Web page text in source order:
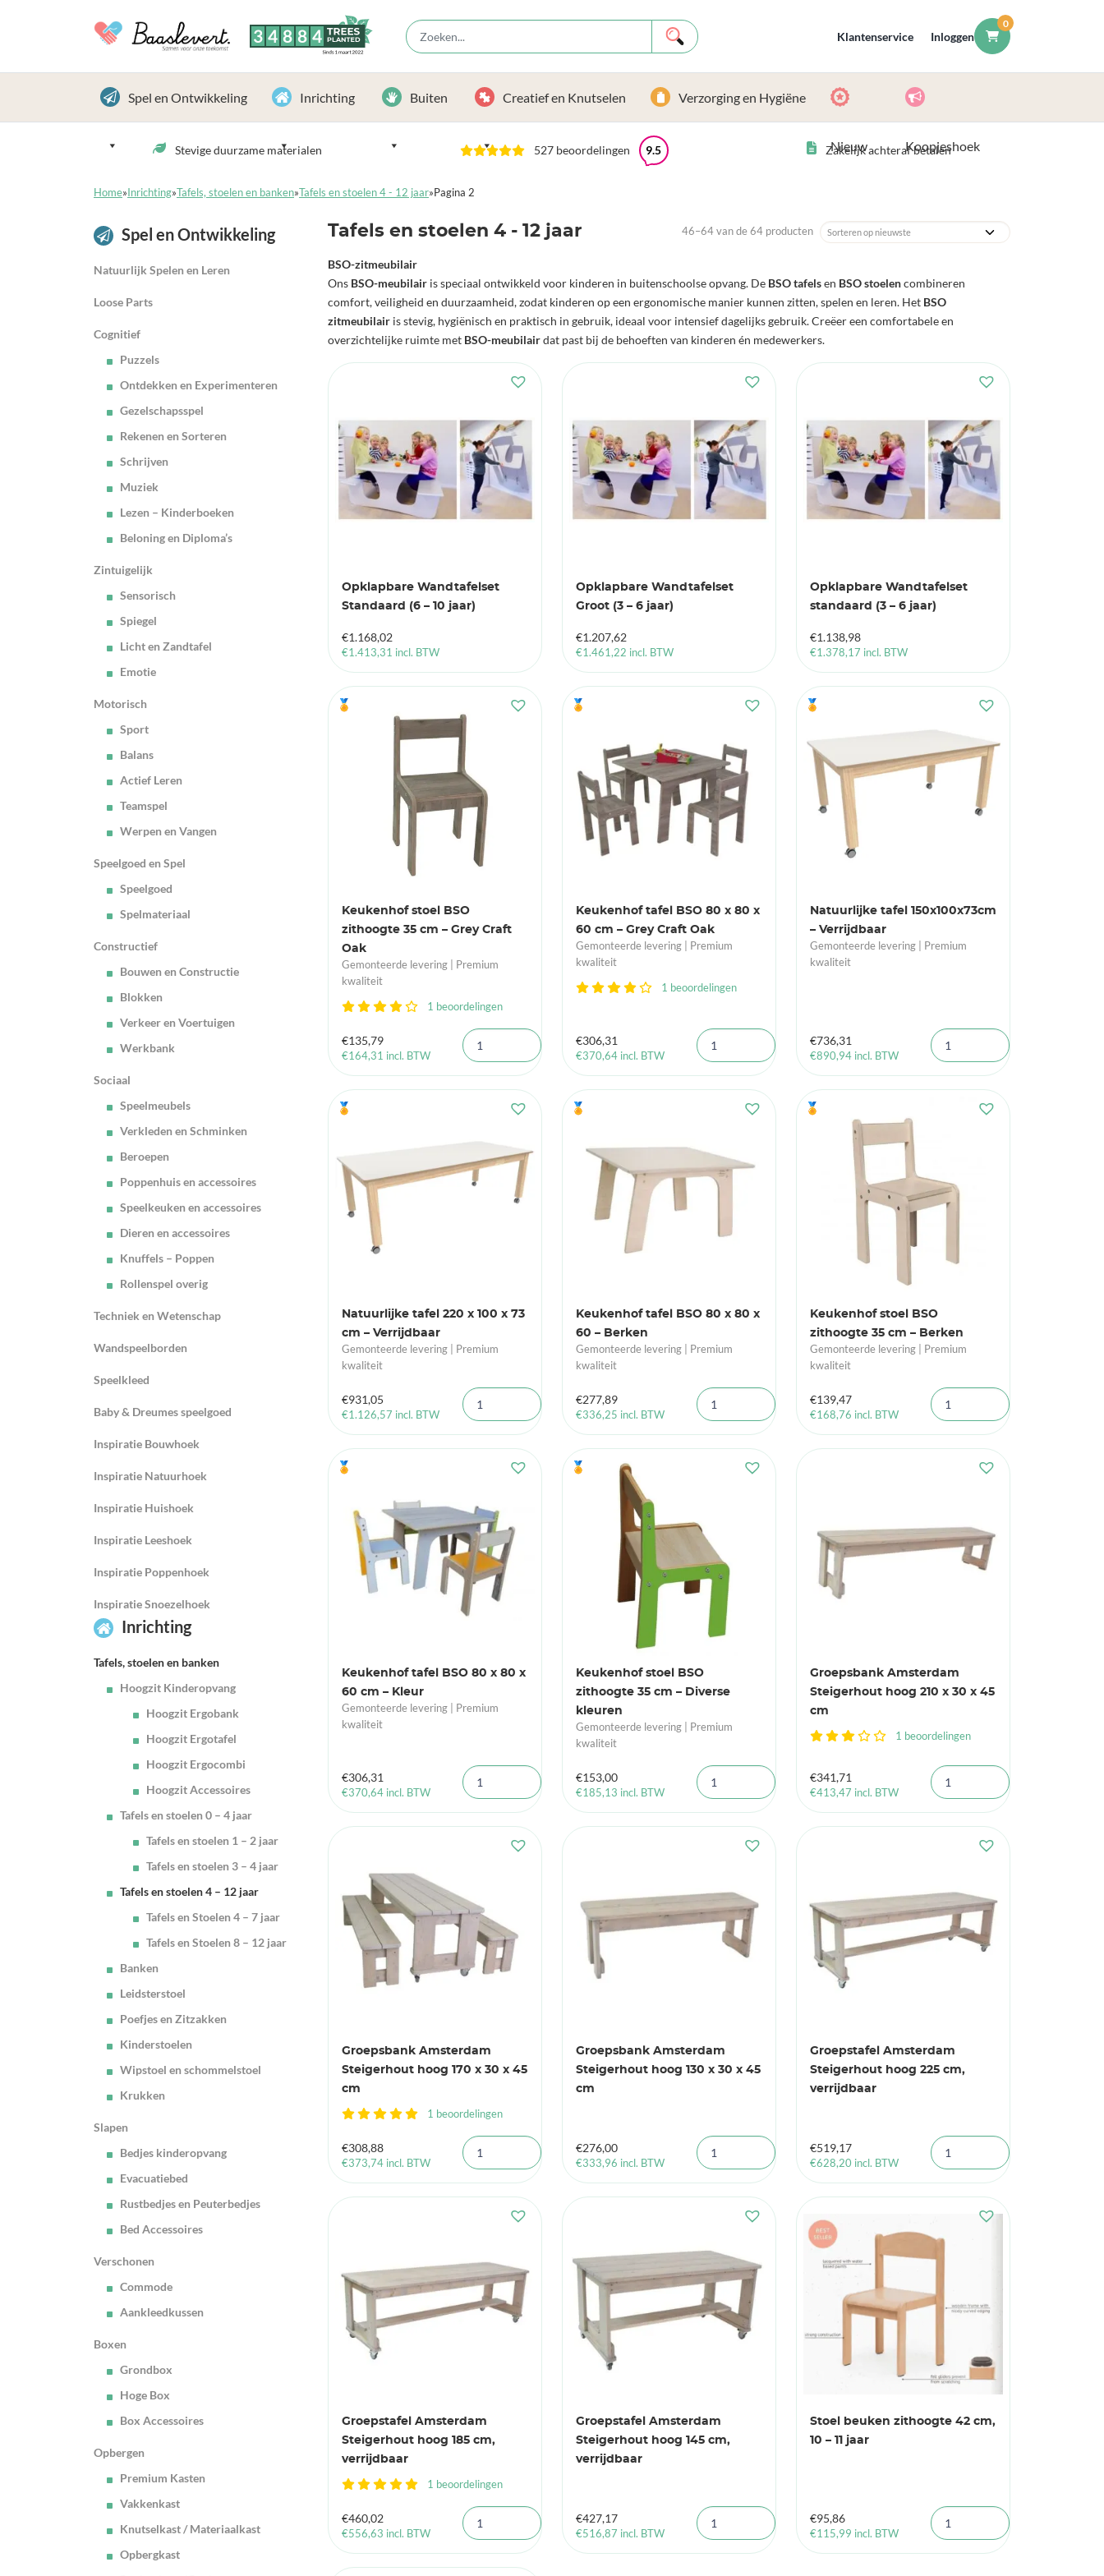
3 4 8 8 4 TREES
PLANTED
Sinds 1 maart 2022
Klantenservice Inloggen
0
Spel en Ontwikkeling Inrichting Buiten Creatief en Knutselen Verzorging en Hygiëne
Nieuw Koopjeshoek
Stevige duurzame materialen 527 beoordelingen 9.5 Zakelijk achteraf betalen
Home» Inrichting»Tafels, stoelen en banken»Tafels en stoelen 4 - 12 jaar» Pagina 2
Spel en Ontwikkeling
Natuurlijk Spelen en Leren
Loose Parts
Cognitief
Puzzels
Ontdekken en Experimenteren
Gezelschapsspel
Rekenen en Sorteren
Schrijven
Muziek
Lezen – Kinderboeken
Beloning en Diploma’s
Zintuigelijk
Sensorisch
Spiegel
Licht en Zandtafel
Emotie
Motorisch
Sport
Balans
Actief Leren
Teamspel
Werpen en Vangen
Speelgoed en Spel
Speelgoed
Spelmateriaal
Constructief
Bouwen en Constructie
Blokken
Verkeer en Voertuigen
Werkbank
Sociaal
Speelmeubels
Verkleden en Schminken
Beroepen
Poppenhuis en accessoires
Speelkeuken en accessoires
Dieren en accessoires
Knuffels – Poppen
Rollenspel overig
Techniek en Wetenschap
Wandspeelborden
Speelkleed
Baby & Dreumes speelgoed
Inspiratie Bouwhoek
Inspiratie Natuurhoek
Inspiratie Huishoek
Inspiratie Leeshoek
Inspiratie Poppenhoek
Inspiratie Snoezelhoek
Inrichting
Tafels, stoelen en banken
Hoogzit Kinderopvang
Hoogzit Ergobank
Hoogzit Ergotafel
Hoogzit Ergocombi
Hoogzit Accessoires
Tafels en stoelen 0 – 4 jaar
Tafels en stoelen 1 – 2 jaar
Tafels en stoelen 3 – 4 jaar
Tafels en stoelen 4 – 12 jaar
Tafels en Stoelen 4 – 7 jaar
Tafels en Stoelen 8 – 12 jaar
Banken
Leidsterstoel
Poefjes en Zitzakken
Kinderstoelen
Wipstoel en schommelstoel
Krukken
Slapen
Bedjes kinderopvang
Evacuatiebed
Rustbedjes en Peuterbedjes
Bed Accessoires
Verschonen
Commode
Aankleedkussen
Boxen
Grondbox
Hoge Box
Box Accessoires
Opbergen
Premium Kasten
Vakkenkast
Knutselkast / Materiaalkast
Opbergkast
Tafels en stoelen 4 - 12 jaar 46–64 van de 64 producten
BSO-zitmeubilair
Ons BSO-meubilair is speciaal ontwikkeld voor kinderen in buitenschoolse opvang. De BSO tafelsen BSO stoelencombineren
comfort, veiligheid en duurzaamheid, zodat kinderen op een ergonomische manier kunnen zitten, spelen en leren. Het BSO
zitmeubilair is stevig, hygiënisch en praktisch in gebruik, ideaal voor intensief dagelijks gebruik. Creëer een comfortabele en
overzichtelijke ruimte met BSO-meubilairdat past bij de behoeften van kinderen én medewerkers.
Opklapbare Wandtafelset
Standaard (6 – 10 jaar)
€1.168,02
€1.413,31 incl. BTW
Opklapbare Wandtafelset
Groot (3 – 6 jaar)
€1.207,62
€1.461,22 incl. BTW
Opklapbare Wandtafelset
standaard (3 – 6 jaar)
€1.138,98
€1.378,17 incl. BTW
🏅
Keukenhof stoel BSO
zithoogte 35 cm – Grey Craft
Oak
Gemonteerde levering | Premium
kwaliteit
1 beoordelingen
€135,79
€164,31 incl. BTW
🏅
Keukenhof tafel BSO 80 x 80 x
60 cm – Grey Craft Oak
Gemonteerde levering | Premium
kwaliteit
1 beoordelingen
€306,31
€370,64 incl. BTW
🏅
Natuurlijke tafel 150x100x73cm
– Verrijdbaar
Gemonteerde levering | Premium
kwaliteit
€736,31
€890,94 incl. BTW
🏅
Natuurlijke tafel 220 x 100 x 73
cm – Verrijdbaar
Gemonteerde levering | Premium
kwaliteit
€931,05
€1.126,57 incl. BTW
🏅
Keukenhof tafel BSO 80 x 80 x
60 – Berken
Gemonteerde levering | Premium
kwaliteit
€277,89
€336,25 incl. BTW
🏅
Keukenhof stoel BSO
zithoogte 35 cm – Berken
Gemonteerde levering | Premium
kwaliteit
€139,47
€168,76 incl. BTW
🏅
Keukenhof tafel BSO 80 x 80 x
60 cm – Kleur
Gemonteerde levering | Premium
kwaliteit
€306,31
€370,64 incl. BTW
🏅
Keukenhof stoel BSO
zithoogte 35 cm – Diverse
kleuren
Gemonteerde levering | Premium
kwaliteit
€153,00
€185,13 incl. BTW
Groepsbank Amsterdam
Steigerhout hoog 210 x 30 x 45
cm
1 beoordelingen
€341,71
€413,47 incl. BTW
Groepsbank Amsterdam
Steigerhout hoog 170 x 30 x 45
cm
1 beoordelingen
€308,88
€373,74 incl. BTW
Groepsbank Amsterdam
Steigerhout hoog 130 x 30 x 45
cm
€276,00
€333,96 incl. BTW
Groepstafel Amsterdam
Steigerhout hoog 225 cm,
verrijdbaar
€519,17
€628,20 incl. BTW
Groepstafel Amsterdam
Steigerhout hoog 185 cm,
verrijdbaar
1 beoordelingen
€460,02
€556,63 incl. BTW
Groepstafel Amsterdam
Steigerhout hoog 145 cm,
verrijdbaar
€427,17
€516,87 incl. BTW
Stoel beuken zithoogte 42 cm,
10 – 11 jaar
€95,86
€115,99 incl. BTW